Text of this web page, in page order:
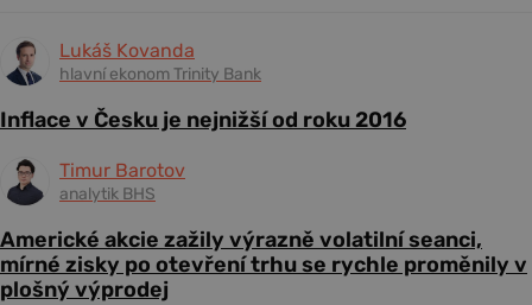
Lukáš Kovanda
hlavní ekonom Trinity Bank
Inflace v Česku je nejnižší od roku 2016
Timur Barotov
analytik BHS
Americké akcie zažily výrazně volatilní seanci,
mírné zisky po otevření trhu se rychle proměnily v
plošný výprodej